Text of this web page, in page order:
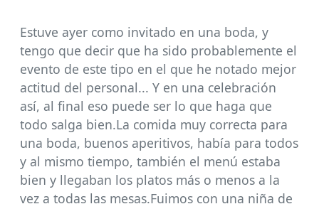
Estuve ayer como invitado en una boda, y
tengo que decir que ha sido probablemente el
evento de este tipo en el que he notado mejor
actitud del personal... Y en una celebración
así, al final eso puede ser lo que haga que
todo salga bien.La comida muy correcta para
una boda, buenos aperitivos, había para todos
y al mismo tiempo, también el menú estaba
bien y llegaban los platos más o menos a la
vez a todas las mesas.Fuimos con una niña de